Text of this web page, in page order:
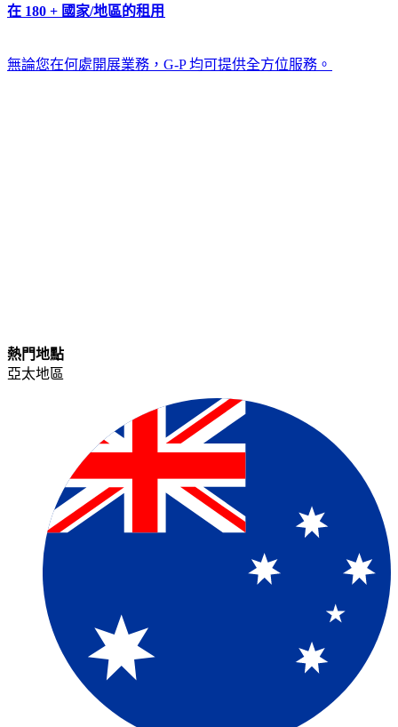
在 180 + 國家/地區的租用​​
無論您在何處開展業務，G-P 均可提供全方位服務。​​
熱門地點​​
亞太地區​​